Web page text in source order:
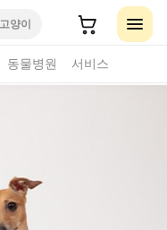
고양이
동물병원 서비스